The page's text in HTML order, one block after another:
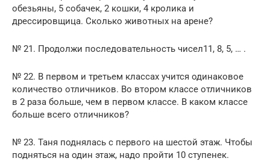
обезьяны, 5 собачек, 2 кошки, 4 кролика и
дрессировщица. Сколько животных на арене?
№ 21. Продолжи последовательность чисел11, 8, 5, … .
№ 22. В первом и третьем классах учится одинаковое
количество отличников. Во втором классе отличников
в 2 раза больше, чем в первом классе. В каком классе
больше всего отличников?
№ 23. Таня поднялась с первого на шестой этаж. Чтобы
подняться на один этаж, надо пройти 10 ступенек.